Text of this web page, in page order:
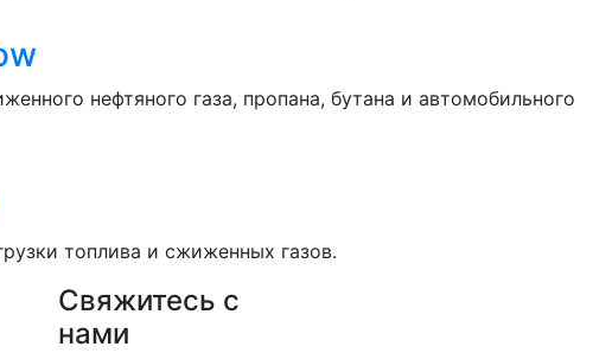
нефтяного газа, пропана, бутана и автомобильного
топлива и сжиженных газов.
Свяжитесь с
нами